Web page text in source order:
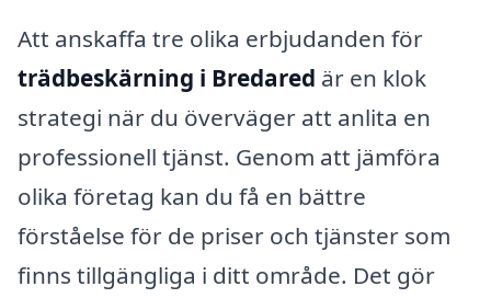
Att anskaffa tre olika erbjudanden för
trädbeskärning i Bredared är en klok
strategi när du överväger att anlita en
professionell tjänst. Genom att jämföra
olika företag kan du få en bättre
förståelse för de priser och tjänster som
finns tillgängliga i ditt område. Det gör